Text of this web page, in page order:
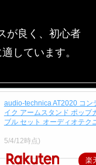
が良く、初心者
しています。
audio-technica AT2020 コン
イク アームスタンド ポップ
ブル セット オーディオテク
5/4/12時点)
楽